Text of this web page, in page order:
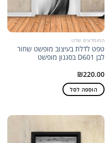
המומלצים שלנו
טפט לדלת בעיצוב מופשט שחור
לבן D601 בסגנון מופשט
₪220.00
הוספה לסל